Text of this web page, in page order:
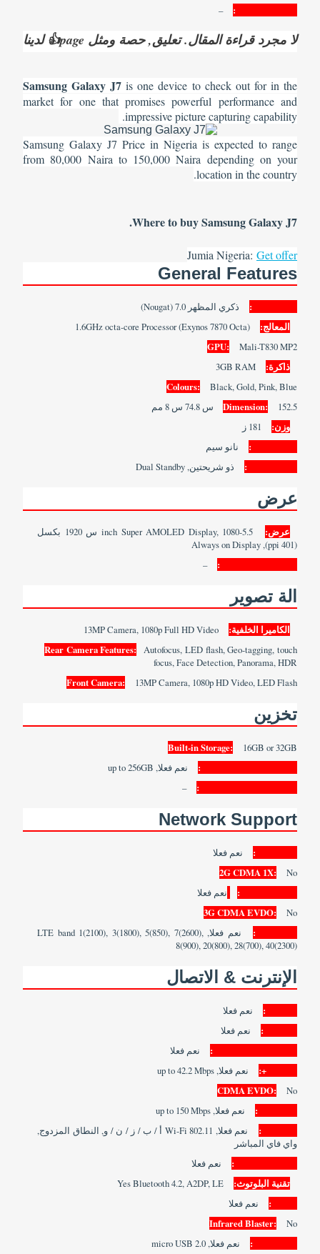
–
لا مجرد قراءة المقال. تعليق, حصة ومثل page👍 لدينا
Samsung Galaxy J7is one device to check out for in the
market for one that promises powerful performance and
impressive picture capturing capability.
Samsung Galaxy J7 Price in Nigeria is expected to range
from 80,000 Naira to 150,000 Naira depending on your
location in the country.
Where to buy Samsung Galaxy J7.
Jumia Nigeria: Get offer
General Features
ذكري المظهر 7.0 (Nougat)
المعالج:
GPU:
Mali-T830 MP2
ذاكرة:
Colours:
Black, Gold, Pink, Blue
Dimension:
152.5 س 74.8 س 8 مم
وزن:
نانو سيم
ذو شريحتين, Dual Standby
عرض
عرض:
5.5-inch Super AMOLED Display, 1080 س 1920 بكسل
(401 ppi), Always on Display
–
الة تصوير
الكاميرا الخلفية:
Rear Camera Features:
Autofocus, LED flash, Geo-tagging, touch
focus, Face Detection, Panorama, HDR
Front Camera:
13MP Camera, 1080p HD Video, LED Flash
تخزين
Built-in Storage:
16GB or 32GB
نعم فعلا, up to 256GB
–
Network Support
نعم فعلا
2G CDMA 1X:
No
نعم فعلا
3G CDMA EVDO:
No
نعم فعلا, LTE band 1(2100), 3(1800), 5(850), 7(2600),
8(900), 20(800), 28(700), 40(2300)
الإنترنت & الاتصال
نعم فعلا
نعم فعلا
نعم فعلا
نعم فعلا, up to 42.2 Mbps
CDMA EVDO:
No
نعم فعلا, up to 150 Mbps
نعم فعلا, Wi-Fi 802.11 أ / ب / ز / ن / و, النطاق المزدوج,
واي فاي المباشر
نعم فعلا
تقنية البلوتوث:
نعم فعلا
Infrared Blaster:
No
نعم فعلا, micro USB 2.0